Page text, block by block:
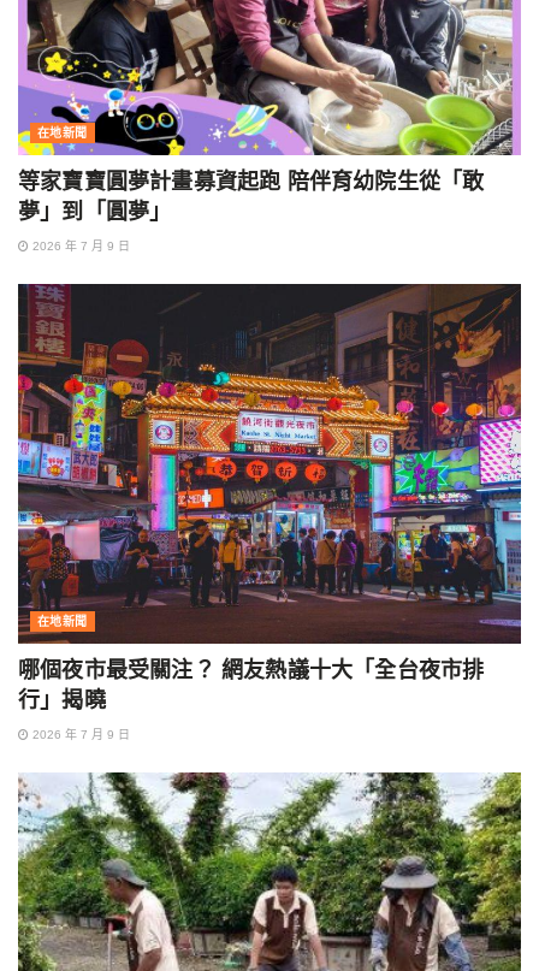
在地新聞
等家寶寶圓夢計畫募資起跑 陪伴育幼院生從「敢
夢」到「圓夢」
2026 年 7 月 9 日
在地新聞
哪個夜市最受關注？ 網友熱議十大「全台夜市排
行」揭曉
2026 年 7 月 9 日